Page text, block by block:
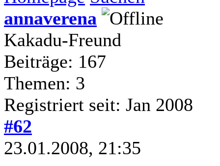
annaverena
Kakadu-Freund
Beiträge: 167
Themen: 3
Registriert seit: Jan 2008
#62
23.01.2008, 21:35